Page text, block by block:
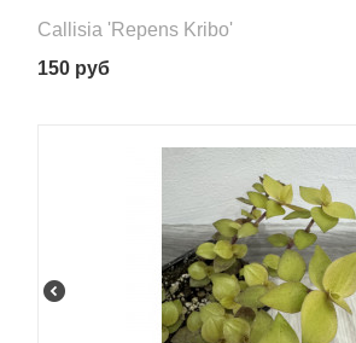
Callisia 'Repens Kribo'
150 руб